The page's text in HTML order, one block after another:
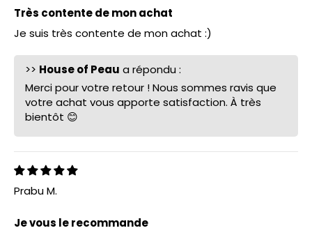
Très contente de mon achat
Je suis très contente de mon achat :)
>> House of Peau a répondu :
Merci pour votre retour ! Nous sommes ravis que
votre achat vous apporte satisfaction. À très
bientôt 😊
Prabu M.
Je vous le recommande